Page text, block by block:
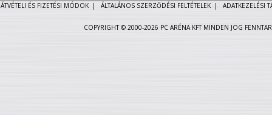
ÁTVÉTELI ÉS FIZETÉSI MÓDOK| ÁLTALÁNOS SZERZŐDÉSI FELTÉTELEK| ADATKEZELÉSI
COPYRIGHT © 2000-2026 PC ARÉNA KFT MINDEN JOG